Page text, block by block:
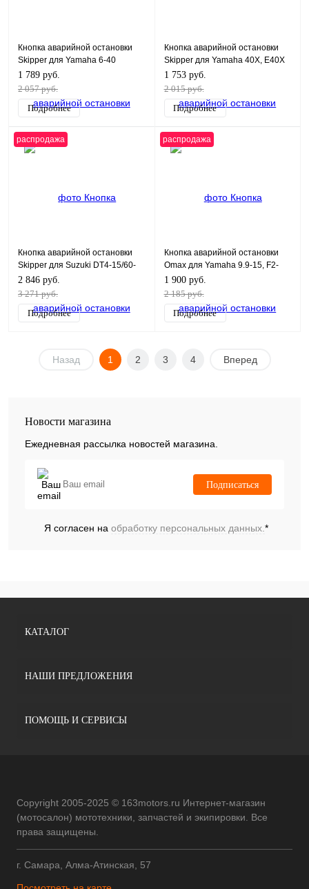
Кнопка аварийной остановки
Skipper для Yamaha 6-40
1 789 руб.
2 057 руб.
Подробнее
Кнопка аварийной остановки
Skipper для Yamaha 40X, E40X
1 753 руб.
2 015 руб.
Подробнее
распродажа
Кнопка аварийной остановки
Skipper для Suzuki DT4-15/60-
85
2 846 руб.
3 271 руб.
Подробнее
распродажа
Кнопка аварийной остановки
Omax для Yamaha 9.9-15, F2-
2.5, F6-25
1 900 руб.
2 185 руб.
Подробнее
Назад 1 2 3 4 Вперед
Новости магазина
Ежедневная рассылка новостей магазина.
Подписаться
Я согласен на обработку персональных данных.*
КАТАЛОГ
НАШИ ПРЕДЛОЖЕНИЯ
ПОМОЩЬ И СЕРВИСЫ
Copyright 2005-2025 © 163motors.ru Интернет-магазин
(мотосалон) мототехники, запчастей и экипировки. Все
права защищены.
г. Самара, Алма-Атинская, 57